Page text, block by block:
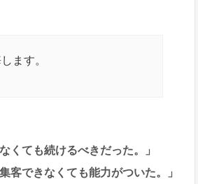
ます。
くても続けるべきだった。」
客できなくても能力がついた。」